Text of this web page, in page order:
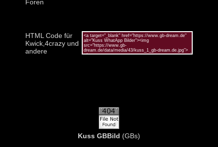
Foren
HTML Code für
Kwick,4crazy und
andere
Kuss GBBild (GBs)